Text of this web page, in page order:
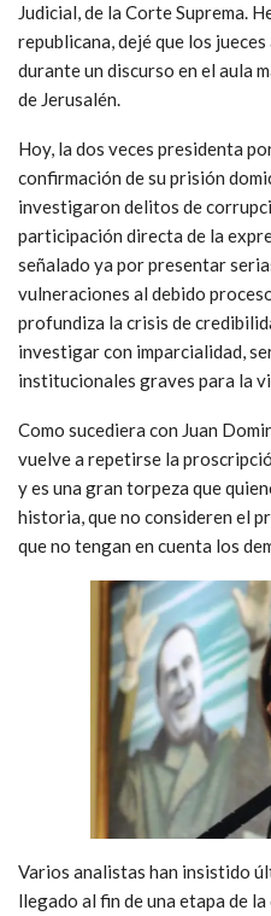
Judicial, de la Corte Suprema.
republicana, dejé que los
durante un discurso en el aula
de Jerusalén.
Hoy, la dos veces presidenta
confirmación de su prisión
investigaron delitos de
participación directa de la
señalado ya por presentar
vulneraciones al debido
profundiza la crisis de
investigar con imparcialidad,
institucionales graves para la
Como sucediera con Juan
vuelve a repetirse la
y es una gran torpeza que
historia, que no consideren el
que no tengan en cuenta los
Varios analistas han insistido
llegado al fin de una etapa de